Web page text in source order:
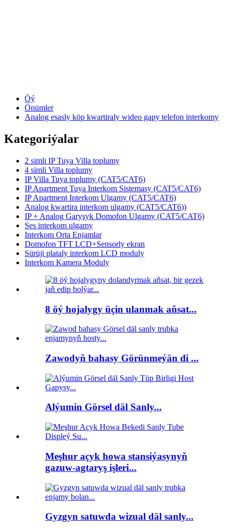
Öý
Önümler
Analog esasly köp kwartiraly wideo gapy telefon interkomy
Kategoriýalar
2 simli IP Tuya Villa toplumy
4 simli Villa toplumy
IP Villa Tuya toplumy (CAT5/CAT6)
IP Apartment Tuya Interkom Sistemasy (CAT5/CAT6)
IP Apartment Interkom Ulgamy (CAT5/CAT6)
Analog kwartira interkom ulgamy (CAT5/CAT6))
IP + Analog Garyşyk Domofon Ulgamy (CAT5/CAT6)
Ses interkom ulgamy
Interkom Orta Enjamlar
Domofon TFT LCD+Sensorly ekran
Sürüji plataly interkom LCD moduly
Interkom Kamera Moduly
8 öý hojalygy üçin ulanmak aňsat...
Zawodyň bahasy Görünmeýän di ...
Alýumin Görsel däl Sanly...
Meşhur açyk howa stansiýasynyň
gazuw-agtaryş işleri...
Gyzgyn satuwda wizual däl sanly...